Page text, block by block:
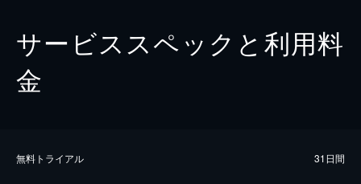
サービススペックと利用料
金
無料トライアル 31日間